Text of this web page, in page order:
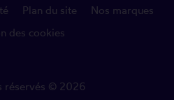
Plan du site
Nos marques
des cookies
réservés © 2026